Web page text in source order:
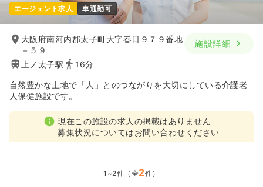
エージェント求人 車通勤可
大阪府南河内郡太子町大字春日９７９番地
－５９
上ノ太子駅
16分
施設詳細
自然豊かな土地で「人」とのつながりを大切にしている介護老
人保健施設です。
現在この施設の求人の掲載はありません
募集状況についてはお問い合わせください
1~2件（全2件）